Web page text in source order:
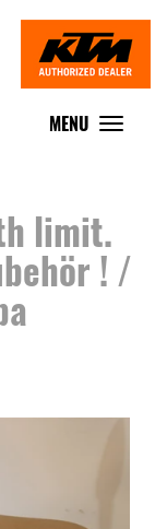
MENU
Toggle
limit.
! /